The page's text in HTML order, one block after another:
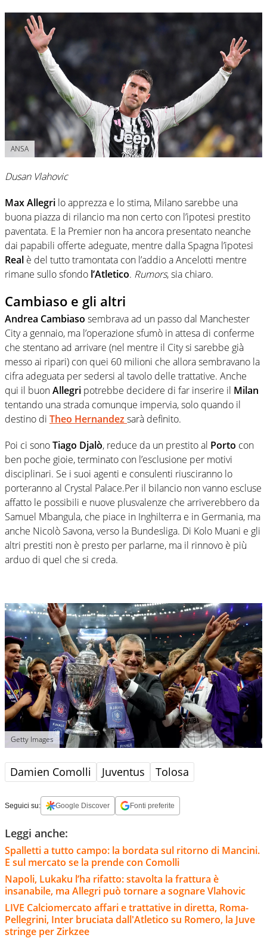
ANSA
Dusan Vlahovic
Max Allegri lo apprezza e lo stima, Milano sarebbe una
buona piazza di rilancio ma non certo con l’ipotesi prestito
paventata. E la Premier non ha ancora presentato neanche
dai papabili offerte adeguate, mentre dalla Spagna l’ipotesi
Real è del tutto tramontata con l’addio a Ancelotti mentre
rimane sullo sfondo l’Atletico. Rumors, sia chiaro.
Cambiaso e gli altri
Andrea Cambiaso sembrava ad un passo dal Manchester
City a gennaio, ma l’operazione sfumò in attesa di conferme
che stentano ad arrivare (nel mentre il City si sarebbe già
messo ai ripari) con quei 60 milioni che allora sembravano la
cifra adeguata per sedersi al tavolo delle trattative. Anche
qui il buonAllegri potrebbe decidere di far inserire il Milan
tentando una strada comunque impervia, solo quando il
destino di Theo Hernandez sarà definito.
Poi ci sonoTiago Djalò, reduce da un prestito al Porto con
ben poche gioie, terminato con l’esclusione per motivi
disciplinari. Se i suoi agenti e consulenti riusciranno lo
porteranno al Crystal Palace.Per il bilancio non vanno escluse
affatto le possibili e nuove plusvalenze che arriverebbero da
Samuel Mbangula, che piace in Inghilterra e in Germania, ma
anche Nicolò Savona, verso la Bundesliga. Di Kolo Muani e gli
altri prestiti non è presto per parlarne, ma il rinnovo è più
arduo di quel che si creda.
Getty Images
Damien Comolli Juventus Tolosa
Seguici su: Google Discover Fonti preferite
Leggi anche:
Spalletti a tutto campo: la bordata sul ritorno di Mancini.
E sul mercato se la prende con Comolli
Napoli, Lukaku l’ha rifatto: stavolta la frattura è
insanabile, ma Allegri può tornare a sognare Vlahovic
LIVE Calciomercato affari e trattative in diretta, Roma-
Pellegrini, Inter bruciata dall'Atletico su Romero, la Juve
stringe per Zirkzee